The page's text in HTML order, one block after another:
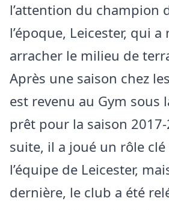
l’attention du champion
l’époque, Leicester, qui a
arracher le milieu de
Après une saison chez
est revenu au Gym sous
prêt pour la saison
suite, il a joué un rôle
l’équipe de Leicester,
dernière, le club a été